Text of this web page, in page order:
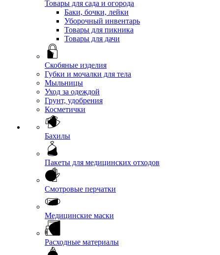
Товары для сада и огорода
Баки, бочки, лейки
Уборочный инвентарь
Товары для пикника
Товары для дачи
Скобяные изделия
Губки и мочалки для тела
Мыльницы
Уход за одеждой
Грунт, удобрения
Косметички
Бахилы
Пакеты для медицинских отходов
Смотровые перчатки
Медицинские маски
Расходные материалы